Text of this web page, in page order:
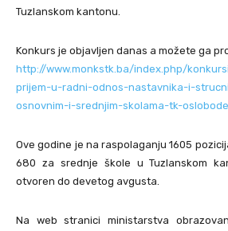
Tuzlanskom kantonu.
Konkurs je objavljen danas a možete ga
http://www.monkstk.ba/index.php/
prijem-u-radni-odnos-nastavnika-i-
osnovnim-i-srednjim-skolama-tk-
Ove godine je na raspolaganju 1605
680 za srednje škole u Tuzlanskom
otvoren do devetog avgusta.
Na web stranici ministarstva